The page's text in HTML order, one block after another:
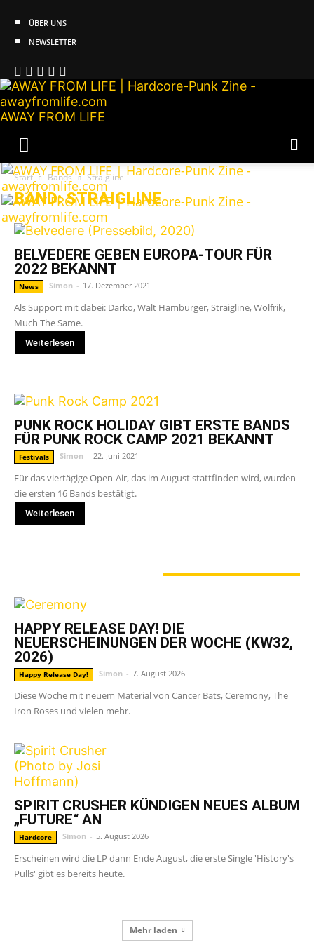
ÜBER UNS
NEWSLETTER
AWAY FROM LIFE
Start Bands Straigline
BAND: STRAIGLINE
BELVEDERE GEBEN EUROPA-TOUR FÜR
2022 BEKANNT
News Simon - 17. Dezember 2021
Als Support mit dabei: Darko, Walt Hamburger, Straigline, Wolfrik,
Much The Same.
Weiterlesen
PUNK ROCK HOLIDAY GIBT ERSTE BANDS
FÜR PUNK ROCK CAMP 2021 BEKANNT
Festivals Simon - 22. Juni 2021
Für das viertägige Open-Air, das im August stattfinden wird, wurden
die ersten 16 Bands bestätigt.
Weiterlesen
HAPPY RELEASE DAY! DIE
NEUERSCHEINUNGEN DER WOCHE (KW32,
2026)
Happy Release Day! Simon - 7. August 2026
Diese Woche mit neuem Material von Cancer Bats, Ceremony, The
Iron Roses und vielen mehr.
SPIRIT CRUSHER KÜNDIGEN NEUES ALBUM
„FUTURE“ AN
Hardcore Simon - 5. August 2026
Erscheinen wird die LP dann Ende August, die erste Single 'History's
Pulls' gibt es bereits heute.
Mehr laden